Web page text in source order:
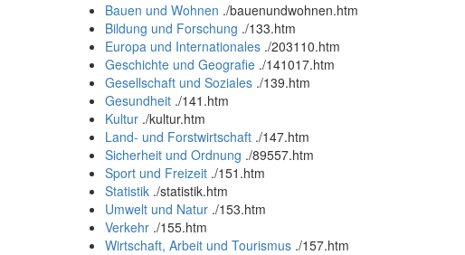
Bauen und Wohnen ./bauenundwohnen.htm
Bildung und Forschung ./133.htm
Europa und Internationales ./203110.htm
Geschichte und Geografie ./141017.htm
Gesellschaft und Soziales ./139.htm
Gesundheit ./141.htm
Kultur ./kultur.htm
Land- und Forstwirtschaft ./147.htm
Sicherheit und Ordnung ./89557.htm
Sport und Freizeit ./151.htm
Statistik ./statistik.htm
Umwelt und Natur ./153.htm
Verkehr ./155.htm
Wirtschaft, Arbeit und Tourismus ./157.htm